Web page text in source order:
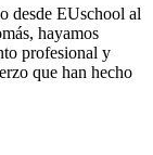
desde EUschool al
hayamos
profesional y
que han hecho